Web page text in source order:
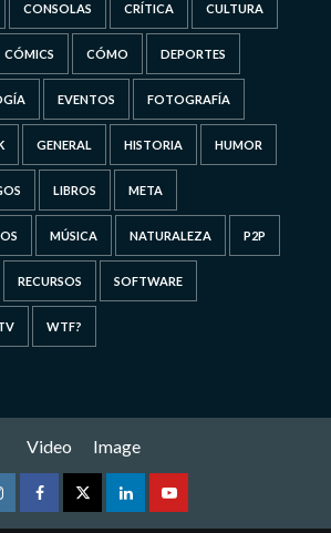
CONSOLAS CRÍTICA CULTURA
CÓMICS CÓMO DEPORTES
EVENTOS FOTOGRAFÍA
GENERAL HISTORIA HUMOR
LIBROS META
MÚSICA NATURALEZA P2P
RECURSOS SOFTWARE
WTF?
Video Image
FacebookTwitterLinkedinYoutube